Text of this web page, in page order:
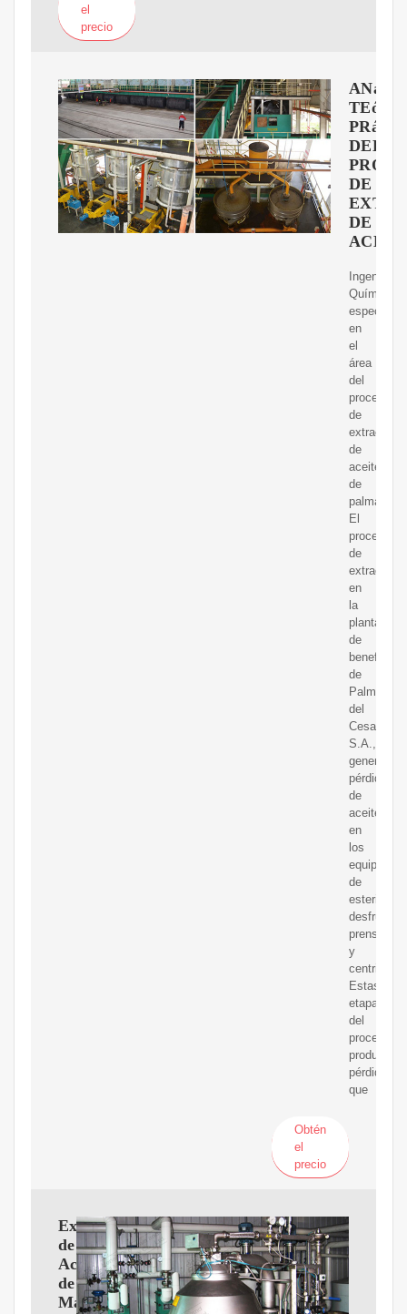
el
precio
DEL
DE
DE
Ingeniería
Química,
en
el
área
del
proceso
de
extracción
de
aceite
de
palma.
El
proceso
de
extracción
en
la
planta
de
beneficio
de
Palmas
del
Cesar
S.A.,
genera
pérdidas
de
aceite
en
los
equipos
de
prensado
y
Estas
etapas
del
proceso
producen
pérdidas
que
Obtén
el
precio
Extraccion
de
Aceite
de
Maiz